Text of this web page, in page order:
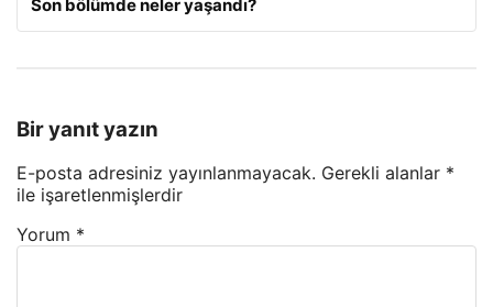
Son bölümde neler yaşandı?
Bir yanıt yazın
E-posta adresiniz yayınlanmayacak. Gerekli alanlar *
ile işaretlenmişlerdir
Yorum *